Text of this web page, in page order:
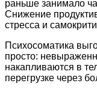
раньше занимало
Снижение
стресса и
Психосоматика
просто:
накапливаются в
перегрузке через